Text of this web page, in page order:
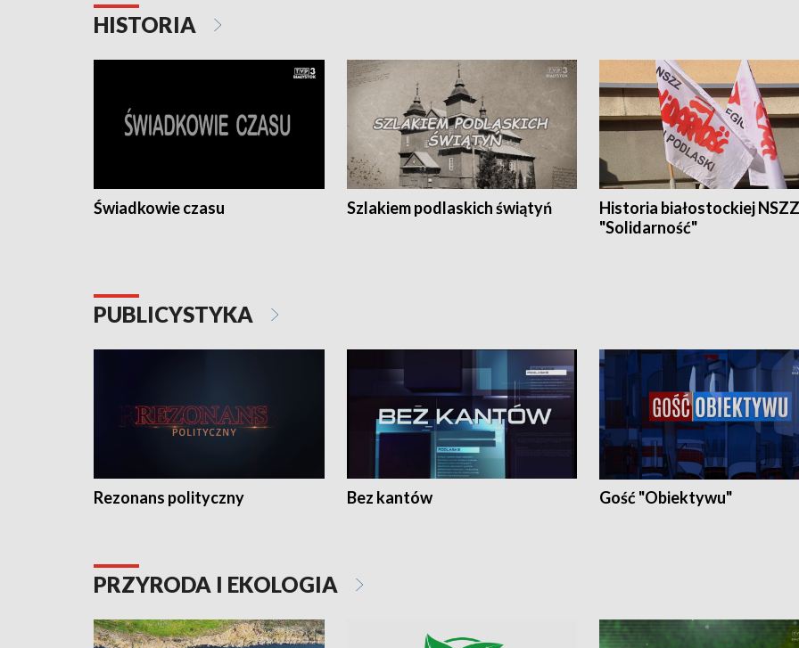
HISTORIA
Świadkowie czasu Szlakiem podlaskich świątyń
Historia białostockiej NSZZ
"Solidarność"
PUBLICYSTYKA
Rezonans polityczny Bez kantów Gość "Obiektywu"
PRZYRODA I EKOLOGIA